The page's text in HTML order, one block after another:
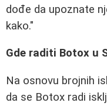
dođe da upoznate
kako."
Gde raditi Botox u
Na osnovu brojnih
da se Botox radi